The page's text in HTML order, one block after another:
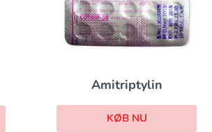
Cymbalta
KØB NU